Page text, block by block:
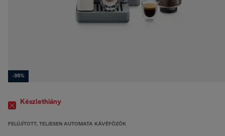
-35%
Készlethiány
FELÚJÍTOTT, TELJESEN AUTOMATA KÁVÉFŐZŐK